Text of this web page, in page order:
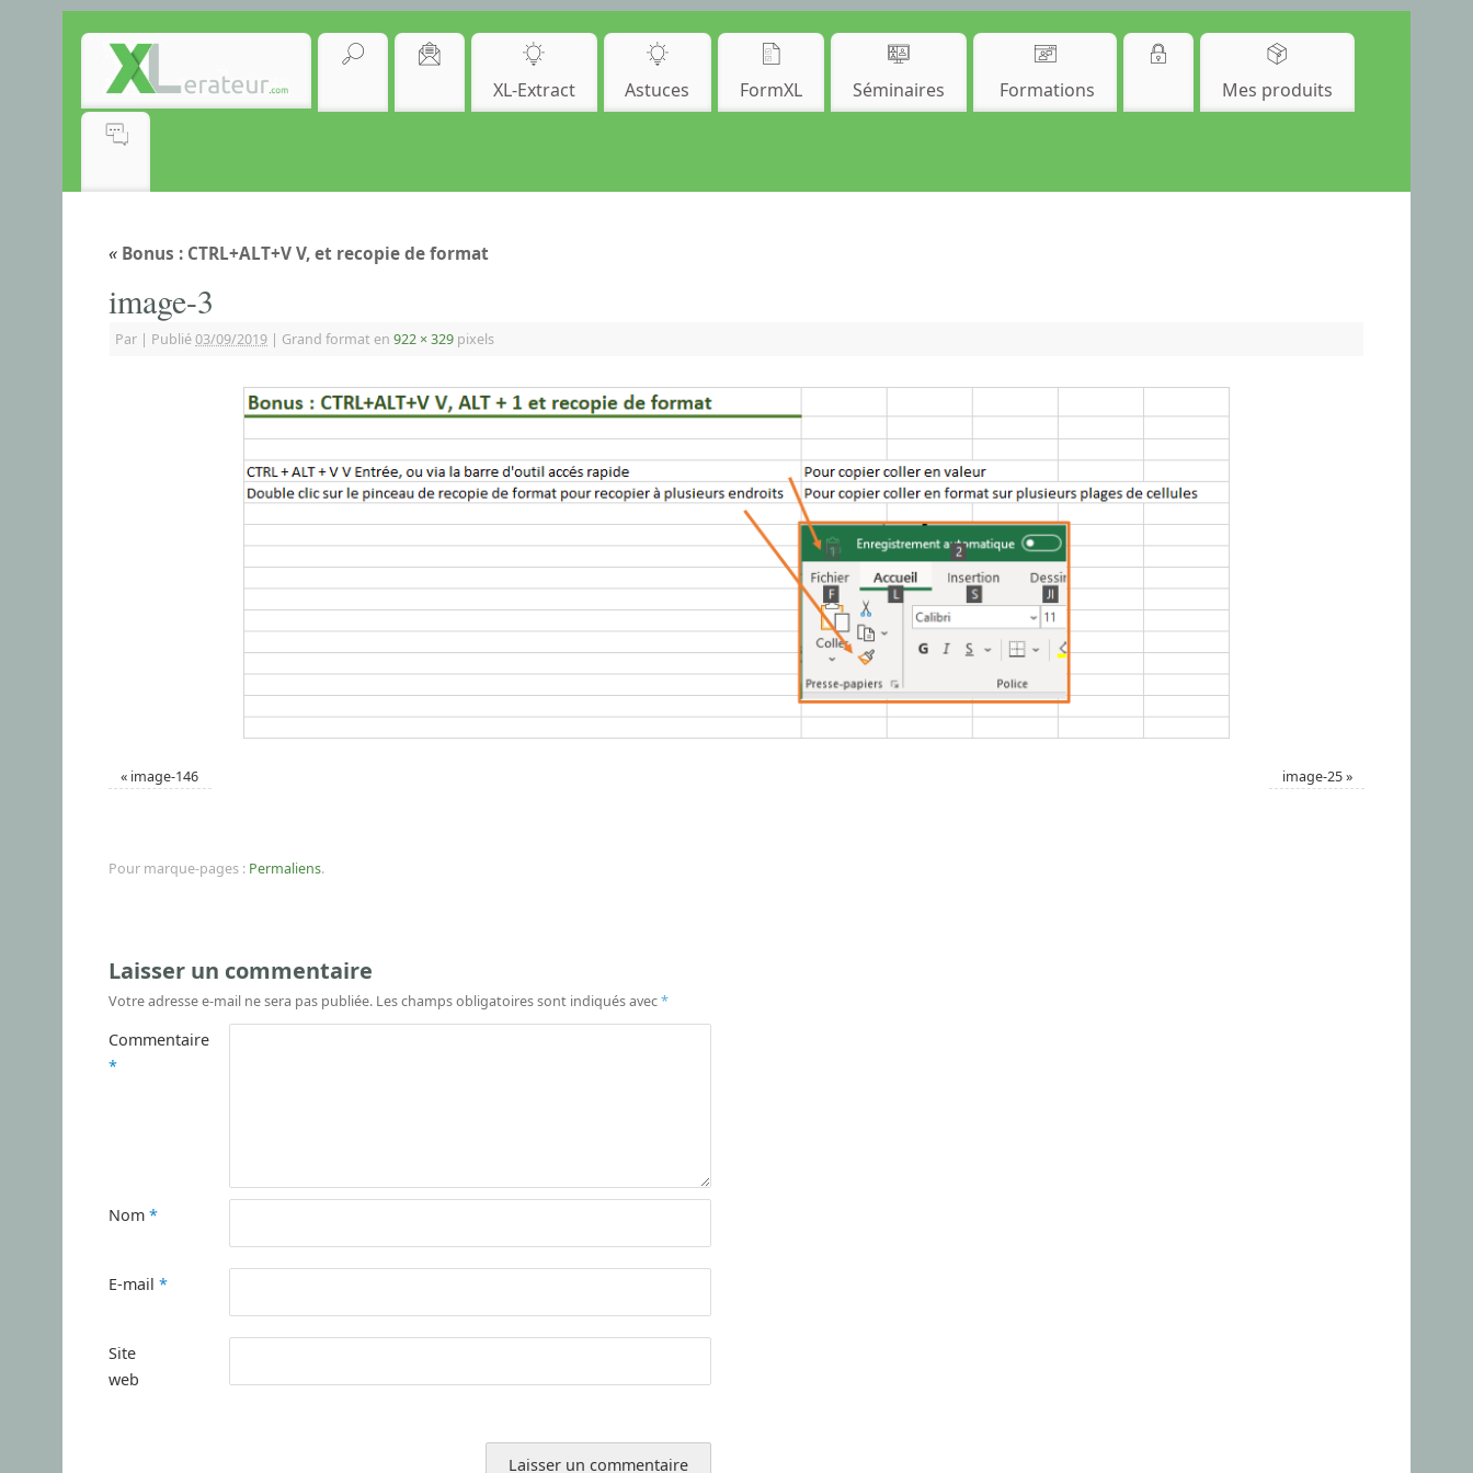
XL-Extract Astuces FormXL Séminaires Formations Mes produits
« Bonus : CTRL+ALT+V V, et recopie de format
image-3
Par | Publié03/09/2019 | Grand format en 922 × 329 pixels
« image-146 image-25»
Pour marque-pages : Permaliens.
Laisser un commentaire
Votre adresse e-mail ne sera pas publiée. Les champs obligatoires sont indiqués avec*
Commentaire
*
Nom *
E-mail *
Site
web